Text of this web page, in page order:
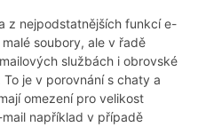
z nejpodstatnějších funkcí e-
soubory, ale v řadě
službách i obrovské
je v porovnání s chaty a
omezení pro velikost
například v případě